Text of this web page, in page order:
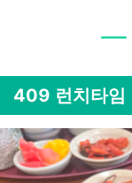
409 런치타임